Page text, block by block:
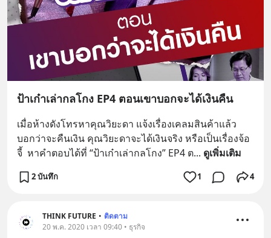
ป้าเก๋าเล่ากลโกง EP4 ตอนเขาบอกจะได้เงินคืน
เมื่อห้างดังโทรหาคุณวิยะดา แจ้งเรื่องเคลมสินค้าแล้ว
บอกว่าจะคืนเงิน คุณวิยะดาจะได้เงินจริง หรือเป็นเรื่องจ้อ
จี้  หาคำตอบได้ที่ “ป้าเก๋าเล่ากลโกง” EP4 ต... ดูเพิ่มเติม
2 บันทึก 1 4
THINK FUTURE • ติดตาม
20 พ.ค. 2020 เวลา 09:40 • ธุรกิจ